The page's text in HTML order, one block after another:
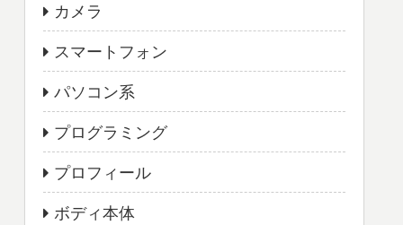
カメラ
スマートフォン
パソコン系
プログラミング
プロフィール
ボディ本体